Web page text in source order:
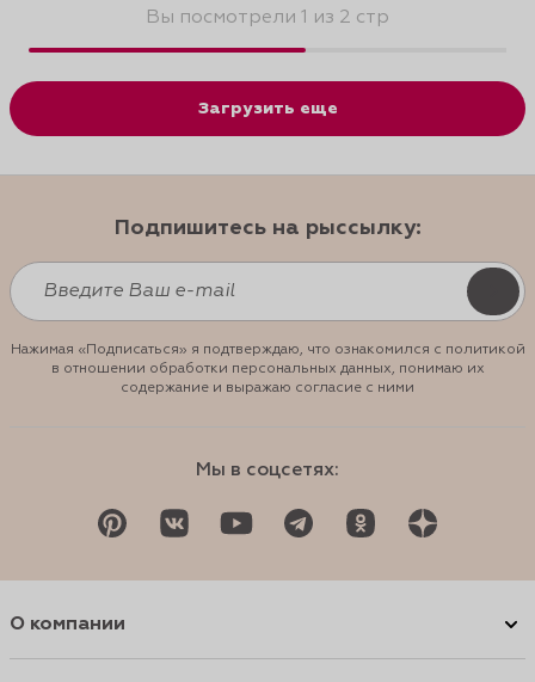
Вы посмотрели 1 из 2 стр
Загрузить еще
Подпишитесь на рыссылку:
Нажимая «Подписаться» я подтверждаю, что ознакомился с политикой
в отношении обработки персональных данных, понимаю их
содержание и выражаю согласие с ними
Мы в соцсетях:
О компании